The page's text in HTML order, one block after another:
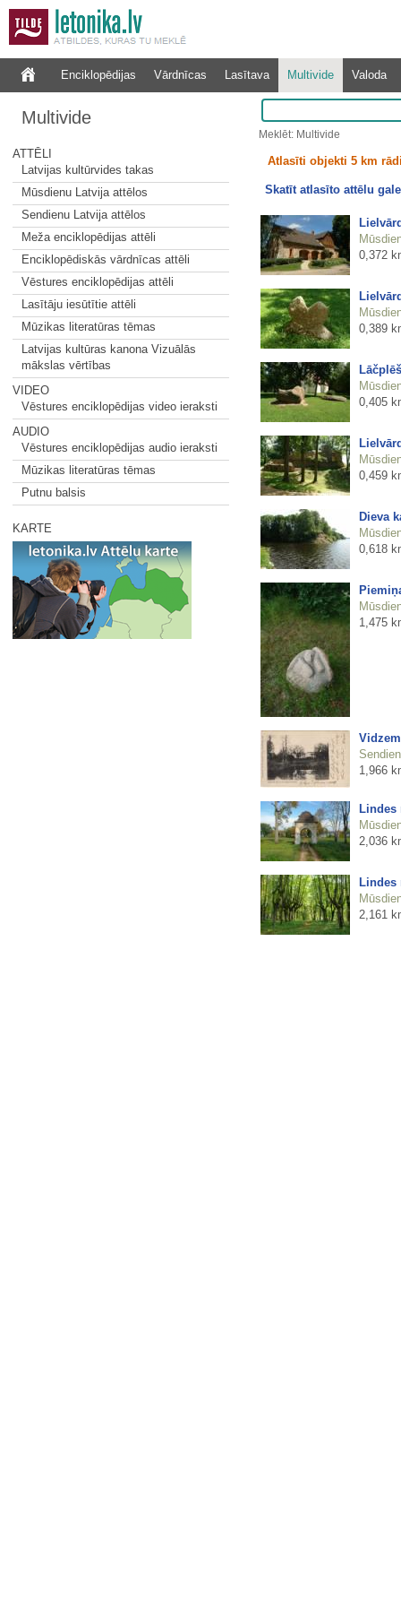
Enciklopēdijas Vārdnīcas Lasītava Multivide Valoda
Multivide
ATTĒLI
Latvijas kultūrvides takas
Mūsdienu Latvija attēlos
Sendienu Latvija attēlos
Meža enciklopēdijas attēli
Enciklopēdiskās vārdnīcas attēli
Vēstures enciklopēdijas attēli
Lasītāju iesūtītie attēli
Mūzikas literatūras tēmas
Latvijas kultūras kanona Vizuālās
mākslas vērtības
VIDEO
Vēstures enciklopēdijas video ieraksti
AUDIO
Vēstures enciklopēdijas audio ieraksti
Mūzikas literatūras tēmas
Putnu balsis
KARTE
Meklēt: Multivide
Atlasīti objekti 5 km
Skatīt atlasīto attēlu
0,372
0,389
0,405
0,459
Dieva
0,618
1,475
1,966
Lindes
2,036
Lindes
2,161